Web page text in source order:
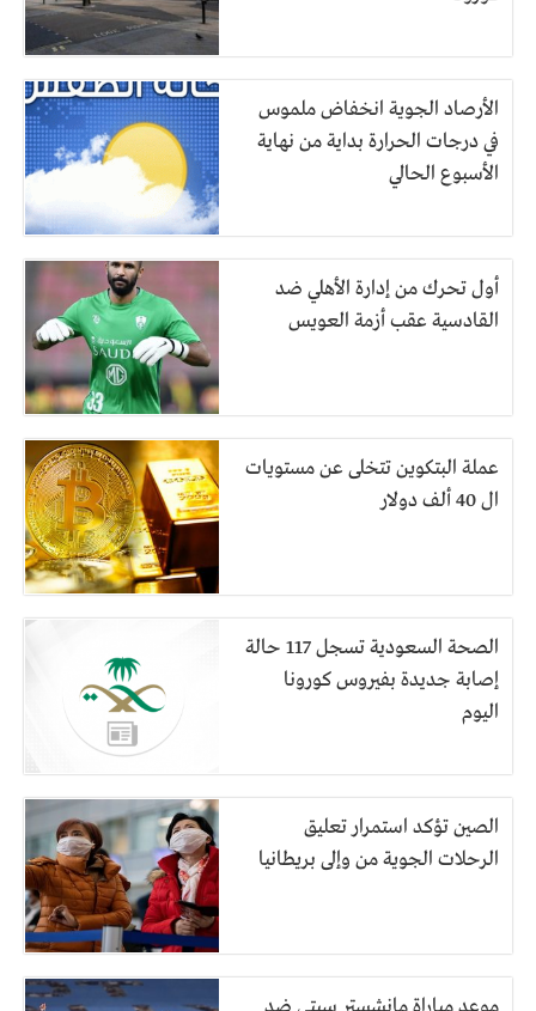
الأرصاد الجوية انخفاض ملموس
في درجات الحرارة بداية من نهاية
الأسبوع الحالي
أول تحرك من إدارة الأهلي ضد
القادسية عقب أزمة العويس
عملة البتكوين تتخلى عن مستويات
ال 40 ألف دولار
الصحة السعودية تسجل 117 حالة
إصابة جديدة بفيروس كورونا
اليوم
الصين تؤكد استمرار تعليق
الرحلات الجوية من وإلى بريطانيا